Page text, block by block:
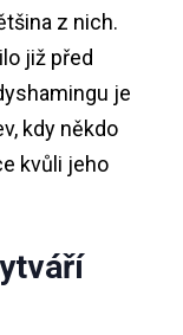
z nich.
již před
je
kdy někdo
kvůli jeho